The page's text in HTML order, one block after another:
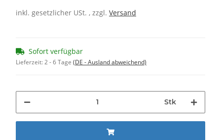
inkl. gesetzlicher USt. , zzgl. Versand
Sofort verfügbar
Lieferzeit:2 - 6 Tage (DE - Ausland abweichend)
Stk